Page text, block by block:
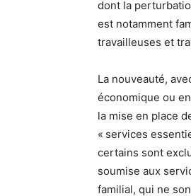
dont la
est notamment
travailleuses et
La nouveauté,
économique ou
la mise en place
« services
certains sont
soumise aux
familial, qui ne